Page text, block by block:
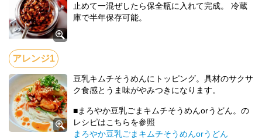
止めて一混ぜしたら保全瓶に入れて完成。 冷蔵
庫で半年保存可能。
豆乳キムチそうめんにトッピング。具材のサクサ
ク食感とうま味がやみつきになります。
■まろやか豆乳ごまキムチそうめんorうどん。の
レシピはこちらを参照
まろやか豆乳ごまキムチそうめんorうどん